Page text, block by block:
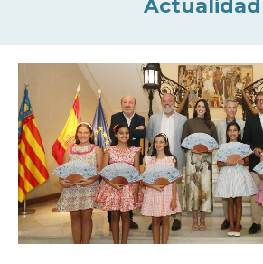
Actualidad